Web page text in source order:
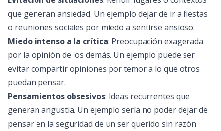
que generan ansiedad. Un ejemplo dejar de ir a fiestas
o reuniones sociales por miedo a sentirse ansioso.
Miedo intenso a la crítica: Preocupación exagerada
por la opinión de los demás. Un ejemplo puede ser
evitar compartir opiniones por temor a lo que otros
puedan pensar.
Pensamientos obsesivos: Ideas recurrentes que
generan angustia. Un ejemplo sería no poder dejar de
pensar en la seguridad de un ser querido sin razón